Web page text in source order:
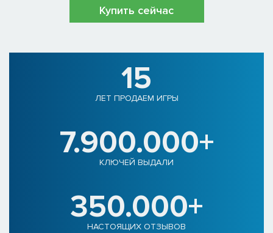
Купить сейчас
15
ЛЕТ ПРОДАЕМ ИГРЫ
7.900.000+
КЛЮЧЕЙ ВЫДАЛИ
350.000+
НАСТОЯЩИХ ОТЗЫВОВ